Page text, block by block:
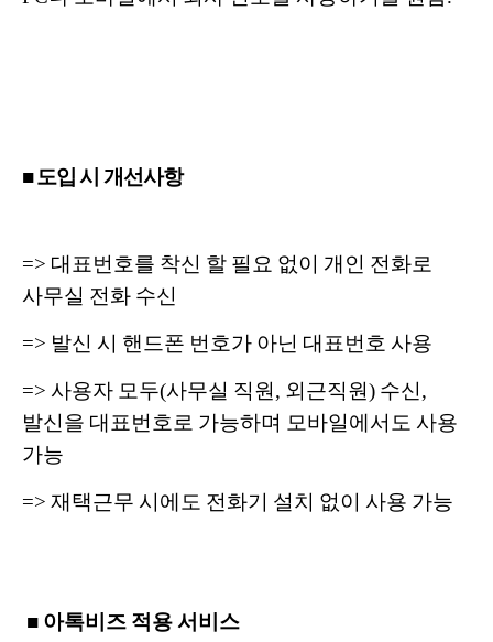
■ 도입 시 개선사항
=> 대표번호를 착신 할 필요 없이 개인 전화로
사무실 전화 수신
=> 발신 시 핸드폰 번호가 아닌 대표번호 사용
=> 사용자 모두(사무실 직원, 외근직원) 수신,
발신을 대표번호로 가능하며 모바일에서도 사용
가능
=> 재택근무 시에도 전화기 설치 없이 사용 가능
■ 아톡비즈 적용 서비스